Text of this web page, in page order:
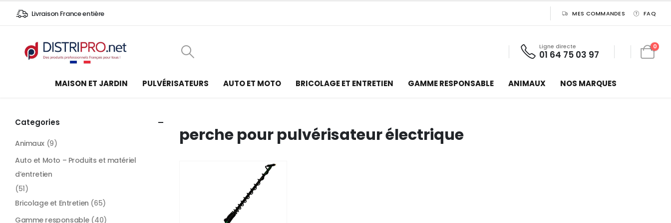
Livraison France entière MES COMMANDES FAQ
Ligne directe
01 64 75 03 97
0
MAISON ET JARDIN PULVÉRISATEURS AUTO ET MOTO BRICOLAGE ET ENTRETIEN GAMME RESPONSABLE ANIMAUX NOS MARQUES
perche pour pulvérisateur électrique
Categories
Animaux (9)
Auto et Moto – Produits et matériel
d’entretien
(51)
Bricolage et Entretien (65)
Gamme responsable (40)